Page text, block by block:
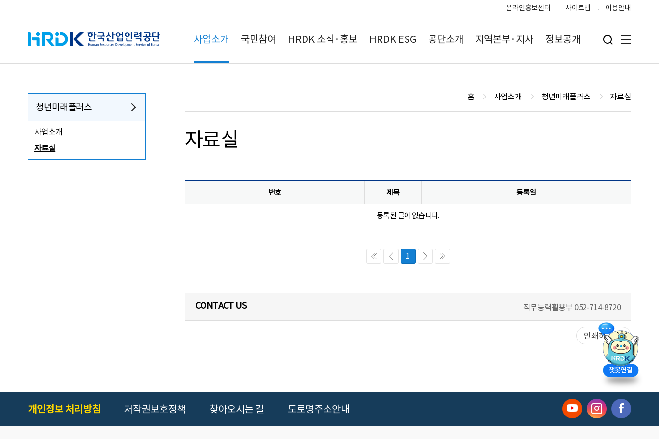
HRDK 한국산업인력공단
온라인홍보센터 사이트맵 이용안내
사업소개 국민참여 HRDK 소식·홍보 HRDK ESG 공단소개 지역본부·지사 정보공개 검색 입력폼 열기
전체메뉴
청년미래플러스
사업소개
자료실
홈 사업소개 청년미래플러스 자료실
자료실
번호 제목 등록일
등록된 글이 없습니다.
1
CONTACT US 직무능력활용부 052-714-8720
인쇄하기
개인정보 처리방침 저작권보호정책 찾아오시는 길 도로명주소안내